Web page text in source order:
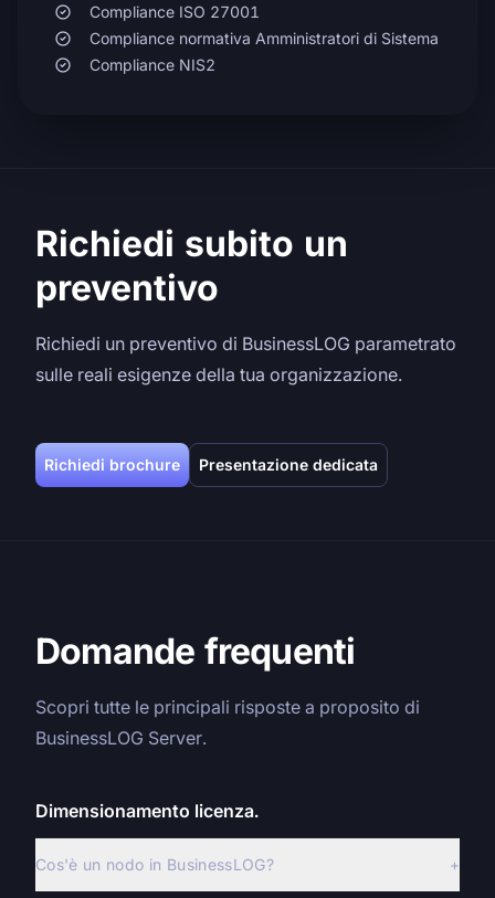
Compliance ISO 27001
Compliance normativa Amministratori di Sistema
Compliance NIS2
Richiedi subito un
preventivo
Richiedi un preventivo di BusinessLOG parametrato
sulle reali esigenze della tua organizzazione.
Richiedi brochure Presentazione dedicata
Domande frequenti
Scopri tutte le principali risposte a proposito di
BusinessLOG Server.
Dimensionamento licenza.
Cos'è un nodo in BusinessLOG? +